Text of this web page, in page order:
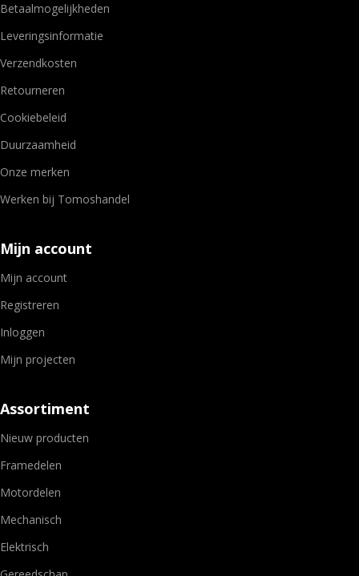
Betaalmogelijkheden
Leveringsinformatie
Verzendkosten
Retourneren
Cookiebeleid
Duurzaamheid
Onze merken
Werken bij Tomoshandel
Mijn account
Mijn account
Registreren
Inloggen
Mijn projecten
Assortiment
Nieuw producten
Framedelen
Motordelen
Mechanisch
Elektrisch